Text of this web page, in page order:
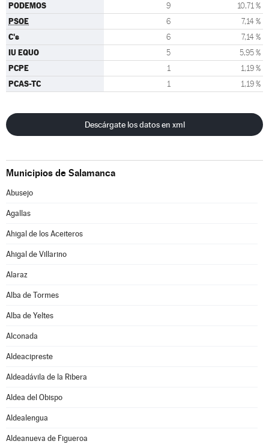
PODEMOS 9 10,71 %
PSOE 6 7,14 %
C's 6 7,14 %
IU EQUO 5 5,95 %
PCPE 1 1,19 %
PCAS-TC 1 1,19 %
Descárgate los datos en xml
Municipios de Salamanca
Abusejo
Agallas
Ahigal de los Aceiteros
Ahigal de Villarino
Alaraz
Alba de Tormes
Alba de Yeltes
Alconada
Aldeacipreste
Aldeadávila de la Ribera
Aldea del Obispo
Aldealengua
Aldeanueva de Figueroa